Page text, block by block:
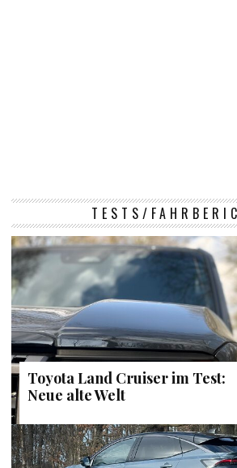
TESTS/
Toyota Land Cruiser im Test:
Neue alte Welt